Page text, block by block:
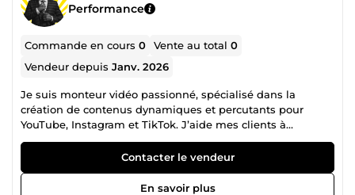
Performance
Commande en cours0 Vente au total0
Vendeur depuisJanv. 2026
Je suis monteur vidéo passionné, spécialisé dans la
création de contenus dynamiques et percutants pour
YouTube, Instagram et TikTok. J’aide mes clients à
transformer leurs idées en vidéos qui captent l’attention et
boostent l’engagement.Contacter le vendeur
En savoir plus